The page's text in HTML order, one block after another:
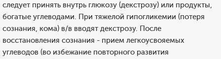
следует принять внутрь глюкозу (декстрозу) или продукты,
богатые углеводами. При тяжелой гипогликемии (потеря
сознания, кома) в/в вводят декстрозу. После
восстановления сознания - прием легкоусвояемых
углеводов (во избежание повторного развития